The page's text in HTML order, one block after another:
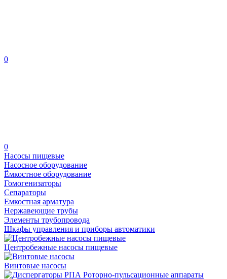
0
0
Насосы пищевые
Насосное оборудование
Ёмкостное оборудование
Гомогенизаторы
Сепараторы
Емкостная арматура
Нержавеющие трубы
Элементы трубопровода
Шкафы управления и приборы автоматики
Центробежные насосы пищевые
Винтовые насосы